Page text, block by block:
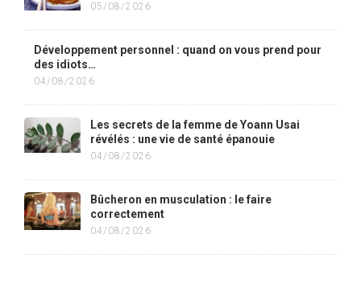
05/08/2026
Développement personnel : quand on vous prend pour
des idiots…
04/08/2026
Les secrets de la femme de Yoann Usai
révélés : une vie de santé épanouie
04/08/2026
Bûcheron en musculation : le faire
correctement
04/08/2026